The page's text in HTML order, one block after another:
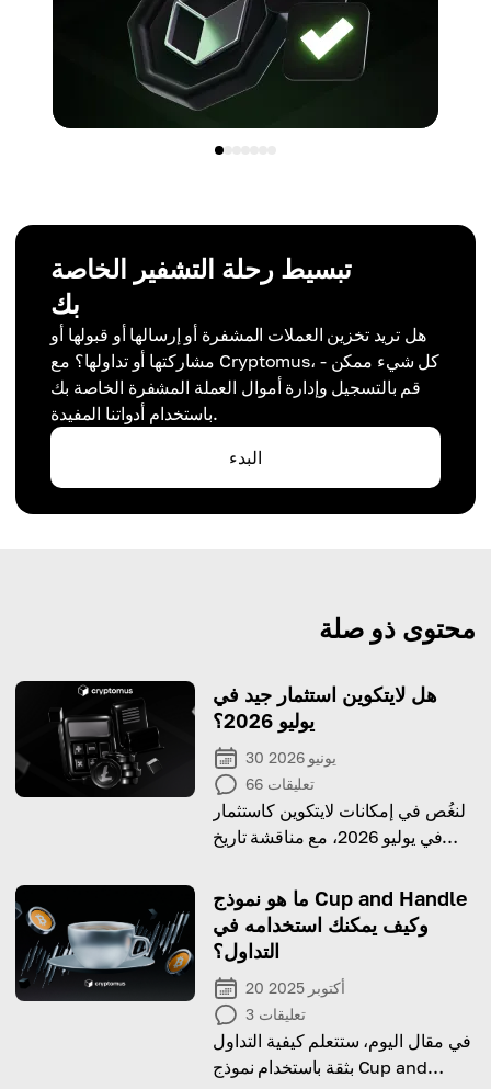
تبسيط رحلة التشفير الخاصة
بك
هل تريد تخزين العملات المشفرة أو إرسالها أو قبولها أو
مشاركتها أو تداولها؟ مع Cryptomus، كل شيء ممكن -
قم بالتسجيل وإدارة أموال العملة المشفرة الخاصة بك
باستخدام أدواتنا المفيدة.
البدء
محتوى ذو صلة
هل لايتكوين استثمار جيد في
يوليو 2026؟
30 يونيو 2026
66 تعليقات
لنغُص في إمكانات لايتكوين كاستثمار
في يوليو 2026، مع مناقشة تاريخ
ما هو نموذج Cup and Handle
وكيف يمكنك استخدامه في
التداول؟
20 أكتوبر 2025
3 تعليقات
في مقال اليوم، ستتعلم كيفية التداول
بثقة باستخدام نموذج Cup and